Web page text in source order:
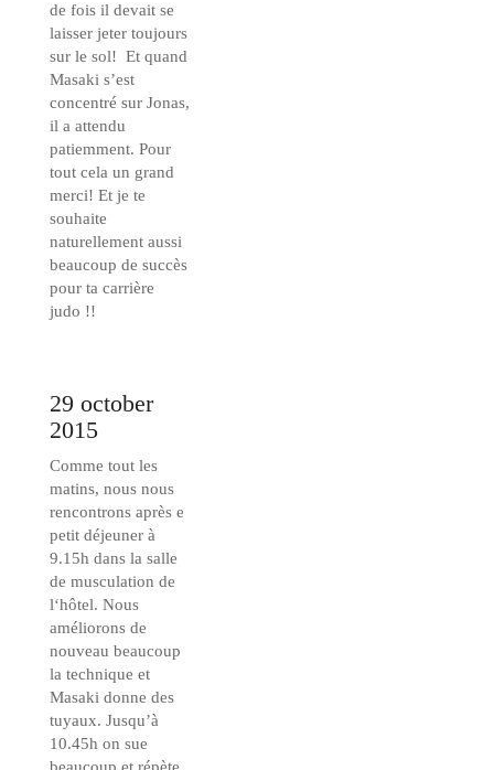
de fois il devait se
laisser jeter toujours
sur le sol! Et quand
Masaki s’est
concentré sur Jonas,
il a attendu
patiemment. Pour
tout cela un grand
merci! Et je te
souhaite
naturellement aussi
beaucoup de succès
pour ta carrière
judo !!
29 october
2015
Comme tout les
matins, nous nous
rencontrons après e
petit déjeuner à
9.15h dans la salle
de musculation de
l‘hôtel. Nous
améliorons de
nouveau beaucoup
la technique et
Masaki donne des
tuyaux. Jusqu’à
10.45h on sue